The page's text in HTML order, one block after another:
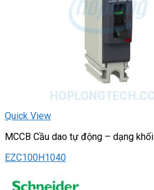
Quick View
MCCB Cầu dao tự động – dạng khối
EZC100H1040